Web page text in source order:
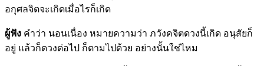
อกุศลจิตจะเกิดเมื่อไรก็เกิด
ผู้ฟัง คำว่า นอนเนื่อง หมายความว่า ภวังคจิตดวงนี้เกิด อนุสัยก็
อยู่ แล้วก็ดวงต่อไป ก็ตามไปด้วย อย่างนั้นใช่ไหม